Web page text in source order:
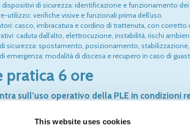
This website uses cookies
dispositivi di sicurezza: identificazione e funzionamento
utilizzo: verifiche visive e funzionali prima dell’uso.
casco, imbracatura e cordino di trattenuta, con
caduta dall’alto, elettrocuzione, instabilità, rischi
sicurezza: spostamento, posizionamento,
emergenza: modalità di discesa e recupero in caso di
pratica 6 ore
sull’uso operativo della PLE in condizioni
e dispositivi di sicurezza: identificazione e corretta